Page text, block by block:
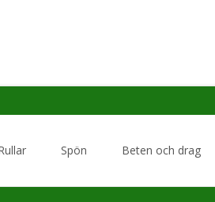
Spön Beten och drag